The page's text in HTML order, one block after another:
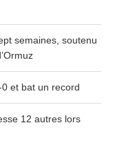
semaines, soutenu
et bat un record
12 autres lors